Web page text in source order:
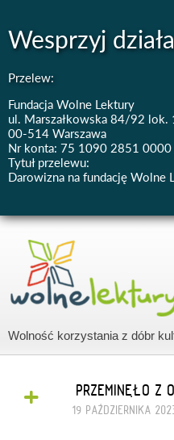
Wesprzyj
Przelew:
Fundacja Wolne Lektury
ul. Marszałkowska 84/92 lok.
00-514 Warszawa
Nr konta: 75 1090 2851
Tytuł przelewu:
Darowizna na fundację Wolne
Wolność korzystania z dóbr
+ „PRZEMINĘŁO
19 PAŹDZIERNIKA